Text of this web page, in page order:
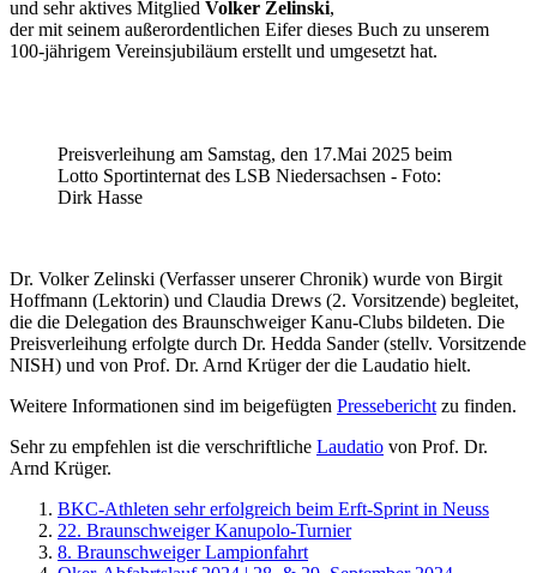
und sehr aktives Mitglied Volker Zelinski,
der mit seinem außerordentlichen Eifer dieses Buch zu unserem
100-jährigem Vereinsjubiläum erstellt und umgesetzt hat.
Preisverleihung am Samstag, den 17.Mai 2025 beim
Lotto Sportinternat des LSB Niedersachsen - Foto:
Dirk Hasse
Dr. Volker Zelinski (Verfasser unserer Chronik) wurde von Birgit
Hoffmann (Lektorin) und Claudia Drews (2. Vorsitzende) begleitet,
die die Delegation des Braunschweiger Kanu-Clubs bildeten. Die
Preisverleihung erfolgte durch Dr. Hedda Sander (stellv. Vorsitzende
NISH) und von Prof. Dr. Arnd Krüger der die Laudatio hielt.
Weitere Informationen sind im beigefügten Pressebericht zu finden.
Sehr zu empfehlen ist die verschriftliche Laudatio von Prof. Dr.
Arnd Krüger.
BKC-Athleten sehr erfolgreich beim Erft-Sprint in Neuss
22. Braunschweiger Kanupolo-Turnier
8. Braunschweiger Lampionfahrt